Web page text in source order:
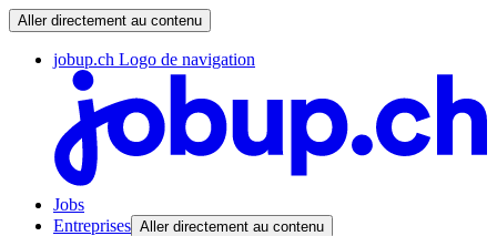
Aller directement au contenu
jobup.ch Logo de navigation
Jobs
Entreprises Aller directement au contenu